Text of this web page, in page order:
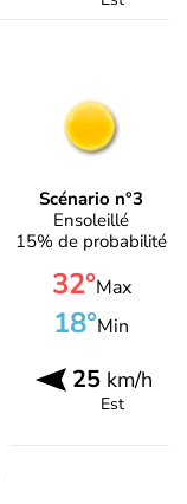
Scénario n°3
Ensoleillé
15% de probabilité
32°Max
18°Min
25 km/h
Est